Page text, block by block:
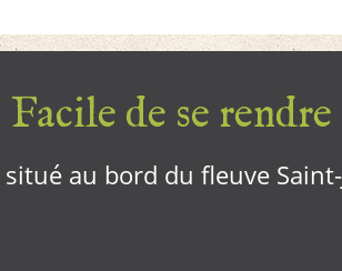
Facile de se
au bord du fleuve